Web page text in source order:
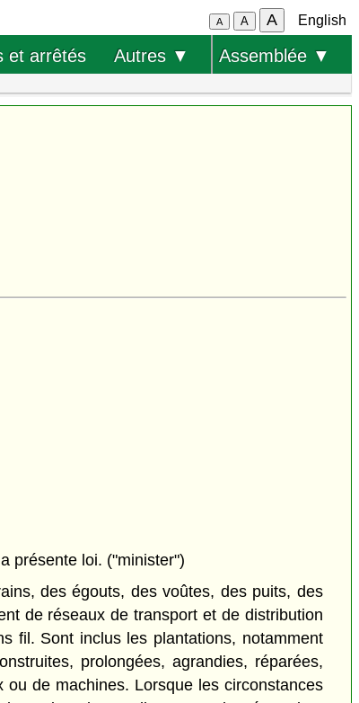
A A A English
et arrêtés Autres ▼ Assemblée ▼
présente loi. ("minister")
des égouts, des voûtes, des puits, des
de réseaux de transport et de distribution
fil. Sont inclus les plantations, notamment
prolongées, agrandies, réparées,
de machines. Lorsque les circonstances